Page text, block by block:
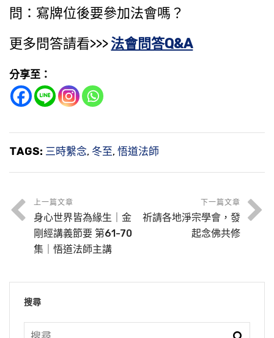
問：寫牌位後要參加法會嗎？
更多問答請看>>>法會問答Q&A
分享至：
TAGS: 三時繫念, 冬至, 悟道法師
上一篇文章
身心世界皆為緣生｜金
剛經講義節要 第61-70
集｜悟道法師主講
下一篇文章
祈請各地淨宗學會，發
起念佛共修
搜尋